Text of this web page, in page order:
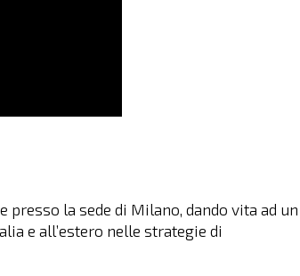
la sede di Milano, dando vita ad un
e all’estero nelle strategie di